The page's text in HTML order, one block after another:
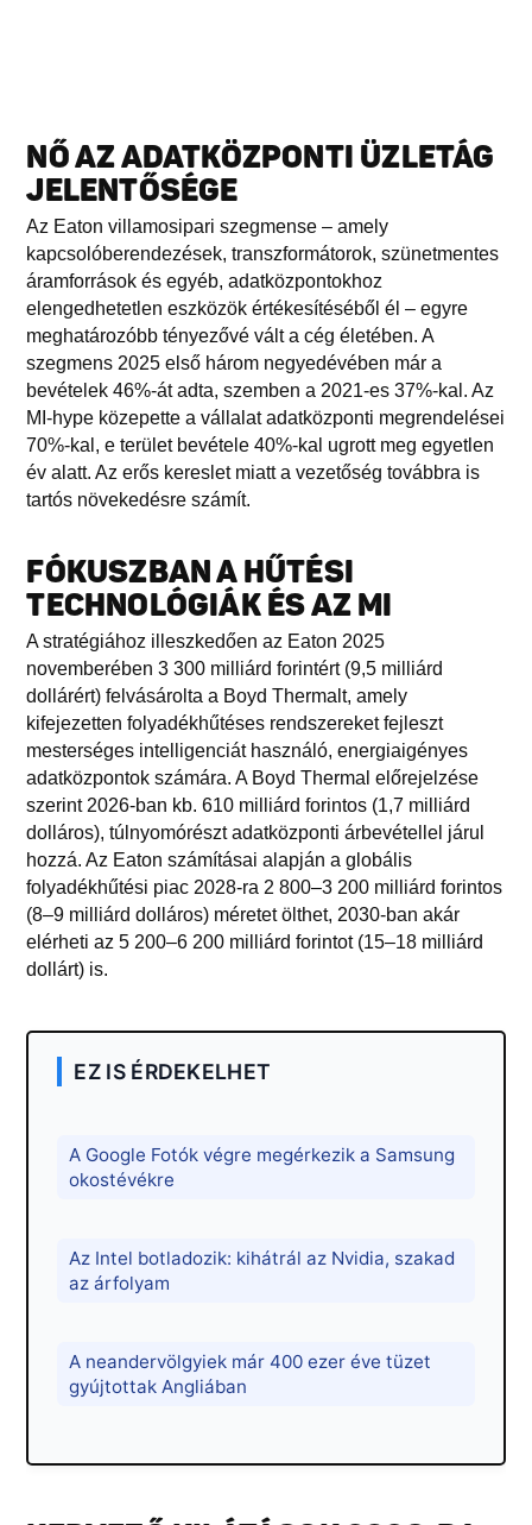
NŐ AZ ADATKÖZPONTI ÜZLETÁG
JELENTŐSÉGE
Az Eaton villamosipari szegmense – amely
kapcsolóberendezések, transzformátorok, szünetmentes
áramforrások és egyéb, adatközpontokhoz
elengedhetetlen eszközök értékesítéséből él – egyre
meghatározóbb tényezővé vált a cég életében. A
szegmens 2025 első három negyedévében már a
bevételek 46%-át adta, szemben a 2021-es 37%-kal. Az
MI-hype közepette a vállalat adatközponti megrendelései
70%-kal, e terület bevétele 40%-kal ugrott meg egyetlen
év alatt. Az erős kereslet miatt a vezetőség továbbra is
tartós növekedésre számít.
FÓKUSZBAN A HŰTÉSI
TECHNOLÓGIÁK ÉS AZ MI
A stratégiához illeszkedően az Eaton 2025
novemberében 3 300 milliárd forintért (9,5 milliárd
dollárért) felvásárolta a Boyd Thermalt, amely
kifejezetten folyadékhűtéses rendszereket fejleszt
mesterséges intelligenciát használó, energiaigényes
adatközpontok számára. A Boyd Thermal előrejelzése
szerint 2026-ban kb. 610 milliárd forintos (1,7 milliárd
dolláros), túlnyomórészt adatközponti árbevétellel járul
hozzá. Az Eaton számításai alapján a globális
folyadékhűtési piac 2028-ra 2 800–3 200 milliárd forintos
(8–9 milliárd dolláros) méretet ölthet, 2030-ban akár
elérheti az 5 200–6 200 milliárd forintot (15–18 milliárd
dollárt) is.
EZ IS ÉRDEKELHET
A Google Fotók végre megérkezik a Samsung
okostévékre
Az Intel botladozik: kihátrál az Nvidia, szakad
az árfolyam
A neandervölgyiek már 400 ezer éve tüzet
gyújtottak Angliában